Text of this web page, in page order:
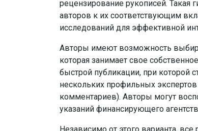
рецензирование рукописей. Такая
авторов к их соответствующим
исследований для эффективной
Авторы имеют возможность
которая занимает свое
быстрой публикации, при которой
нескольких профильных
комментариев). Авторы могут
указаний финансирующего
Независимо от этого варианта,